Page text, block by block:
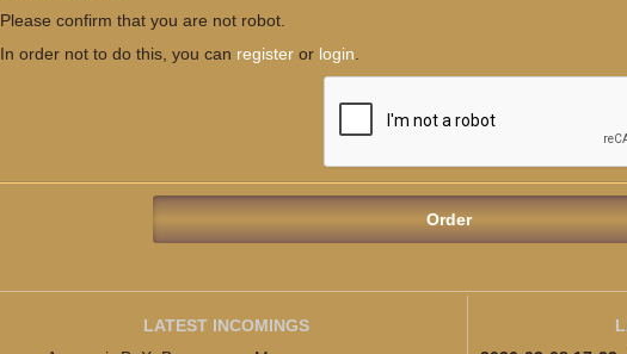
Please confirm that you are not robot.
In order not to do this, you can register or login
LATEST INCOMINGS